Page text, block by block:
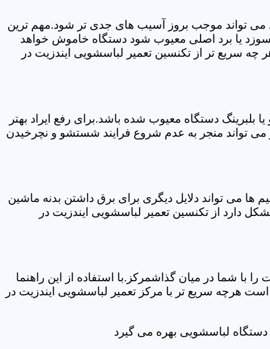
می تواند موجب بروز آسیب های جدی تر شود.مهم ترین
یا برد اصلی معیوب شود دستگاه خاموش خواهد
سریع تر از تکنسین تعمیر لباسشویی ایندزیت در
دستگاه معیوب شده باشد.برای رفع ایراد بهتر
می تواند منجر به عدم شروع فرایند شستشو و نچرخیدن
می تواند دلایل دیگری برای برق داشتن بدنه ماشین
دارد از تکنسین تعمیر لباسشویی ایندزیت در
شما در میان گذاشمرکز.با استفاده از این راهنما
هرچه سریع تر با مرکز تعمیر لباسشویی ایندزیت در
لباسشویی بهره می گیرد